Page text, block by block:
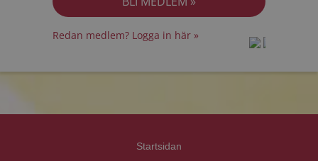
Redan medlem? Logga in här »
Startsidan